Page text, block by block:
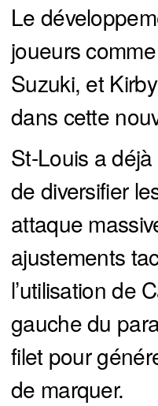
Le
joueurs
Suzuki, et
dans cette
St-Louis a
de diversifier
attaque
ajustements
l’utilisation de
gauche du
filet pour
de marquer.